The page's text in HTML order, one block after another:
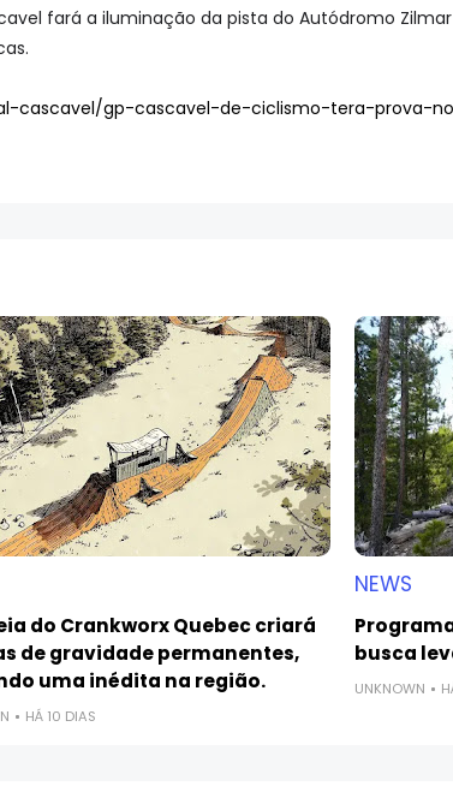
fará a iluminação da pista do Autódromo
cascavel/gp-cascavel-de-ciclismo-tera-prova-
do Crankworx Quebec criará
de gravidade permanentes,
uma inédita na região.
HÁ 10 DIAS
NEWS
busca
UNKNOWN